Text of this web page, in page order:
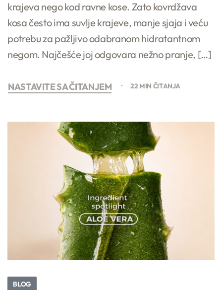
krajeva nego kod ravne kose. Zato kovrdžava
kosa često ima suvlje krajeve, manje sjaja i veću
potrebu za pažljivo odabranom hidratantnom
negom. Najčešće joj odgovara nežno pranje, […]
NASTAVITE SA ČITANJEM 22 MIN ČITANJA
BLOG